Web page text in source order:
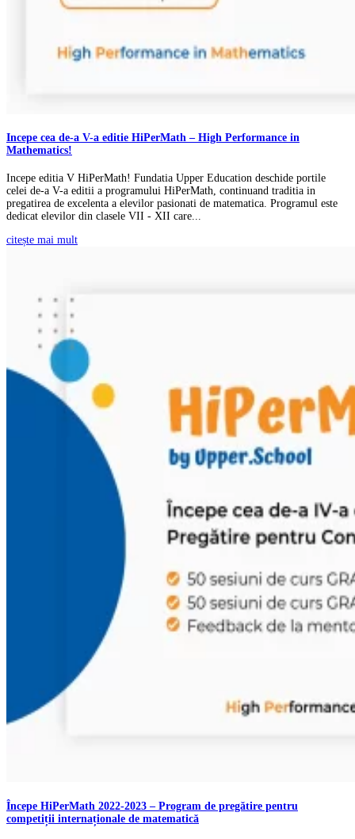
Incepe cea de-a V-a editie HiPerMath – High Performance in
Mathematics!
Incepe editia V HiPerMath! Fundatia Upper Education deschide portile
celei de-a V-a editii a programului HiPerMath, continuand traditia in
pregatirea de excelenta a elevilor pasionati de matematica. Programul este
dedicat elevilor din clasele VII - XII care...
citește mai mult
Începe HiPerMath 2022-2023 – Program de pregătire pentru
competiții internaționale de matematică